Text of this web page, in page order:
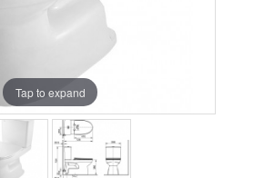
Tap to expand
Tap to expand